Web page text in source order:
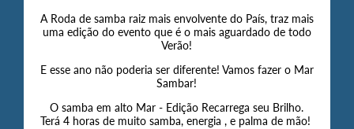
A Roda de samba raiz mais envolvente do País, traz mais
uma edição do evento que é o mais aguardado de todo
Verão!
E esse ano não poderia ser diferente! Vamos fazer o Mar
Sambar!
O samba em alto Mar - Edição Recarrega seu Brilho.
Terá 4 horas de muito samba, energia , e palma de mão!